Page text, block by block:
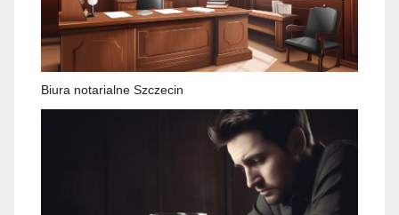
Biura notarialne Szczecin